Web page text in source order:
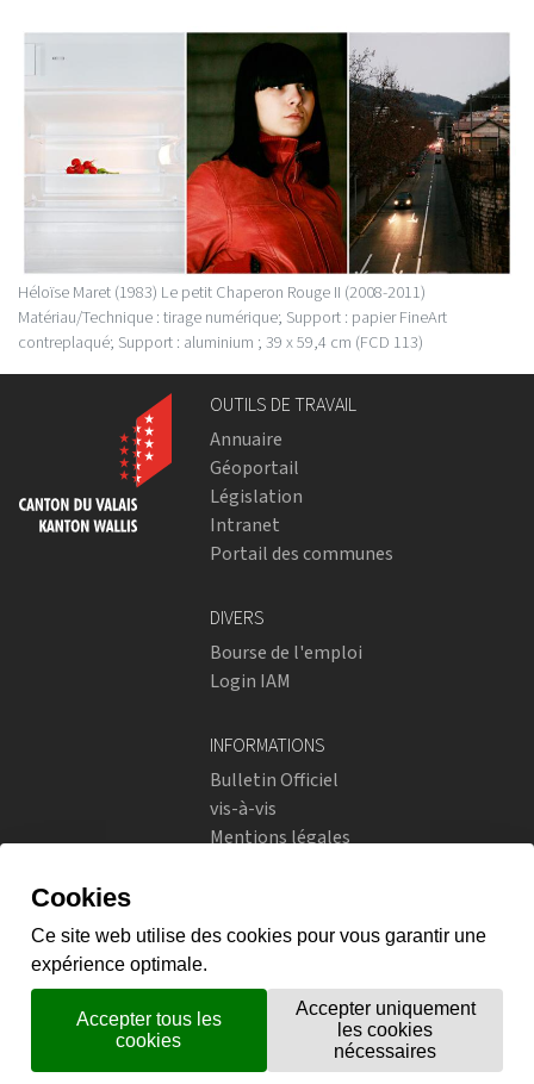
Héloïse Maret (1983) Le petit Chaperon Rouge II (2008-2011)
Matériau/Technique : tirage numérique; Support : papier FineArt
contreplaqué; Support : aluminium ; 39 x 59,4 cm (FCD 113)
OUTILS DE TRAVAIL
Annuaire
Géoportail
Législation
Intranet
Portail des communes
DIVERS
Bourse de l'emploi
Login IAM
INFORMATIONS
Bulletin Officiel
vis-à-vis
Mentions légales
Instagram
flickr